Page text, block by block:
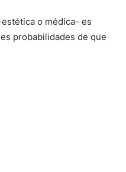
o médica- es
probabilidades de que